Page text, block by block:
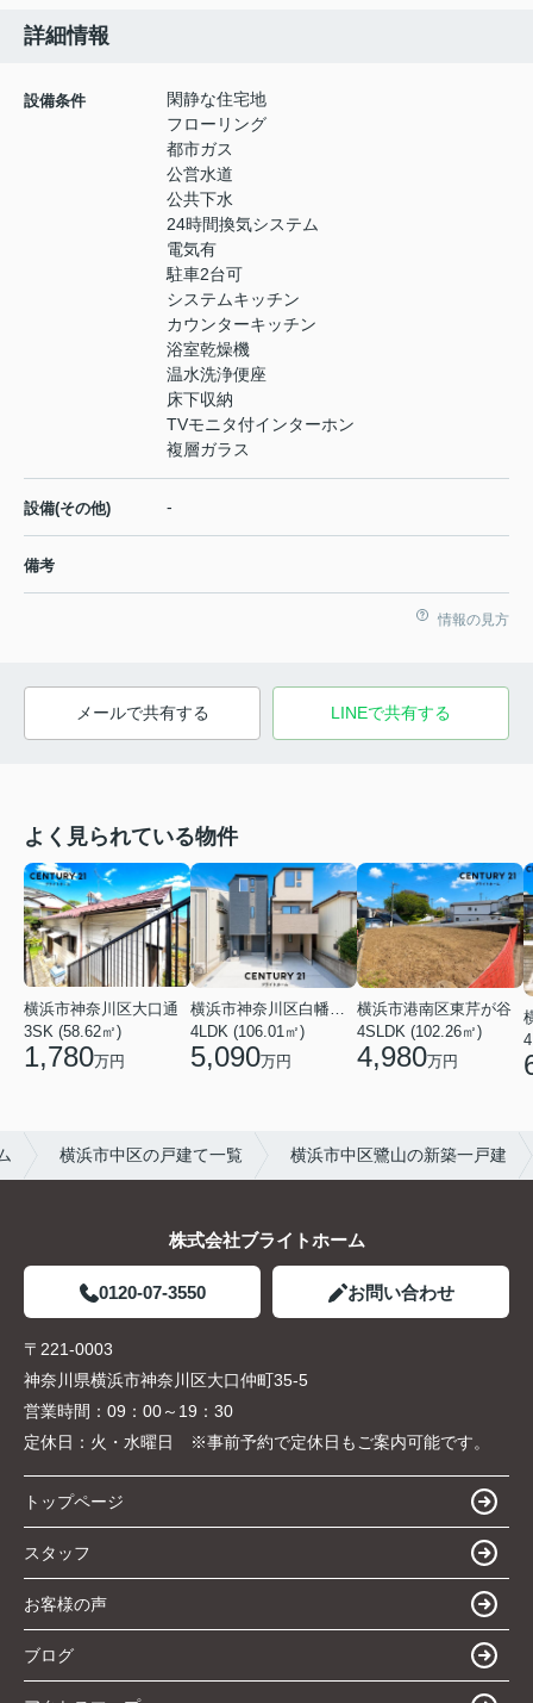
詳細情報
設備条件
閑静な住宅地
フローリング
都市ガス
公営水道
公共下水
24時間換気システム
電気有
駐車2台可
システムキッチン
カウンターキッチン
浴室乾燥機
温水洗浄便座
床下収納
TVモニタ付インターホン
複層ガラス
設備(その他) -
備考
情報の見方
メールで共有する LINEで共有する
よく見られている物件
横浜市神奈川区大口通
3SK (58.62㎡)
1,780万円
横浜市神奈川区白幡東町
4LDK (106.01㎡)
5,090万円
横浜市港南区東芹が谷
4SLDK (102.26㎡)
4,980万円
横浜市中区の戸建て一覧 横浜市中区鷺山の新築一戸建
株式会社ブライトホーム
0120-07-3550 お問い合わせ
〒221-0003
神奈川県横浜市神奈川区大口仲町35-5
営業時間： 09：00～19：30
定休日： 火・水曜日 ※事前予約で定休日もご案内可能です。
トップページ
スタッフ
お客様の声
ブログ